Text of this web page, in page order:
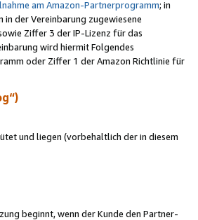
am Amazon-Partnerprogramm; in
der Vereinbarung zugewiesene
Ziffer 3 der IP-Lizenz für das
wird hiermit Folgendes
oder Ziffer 1 der Amazon Richtlinie für
und liegen (vorbehaltlich der in diesem
beginnt, wenn der Kunde den Partner-